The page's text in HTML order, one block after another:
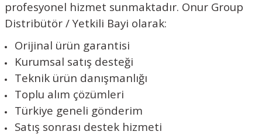
profesyonel hizmet sunmaktadır. Onur Group
Distribütör / Yetkili Bayi olarak:
Orijinal ürün garantisi
Kurumsal satış desteği
Teknik ürün danışmanlığı
Toplu alım çözümleri
Türkiye geneli gönderim
Satış sonrası destek hizmeti